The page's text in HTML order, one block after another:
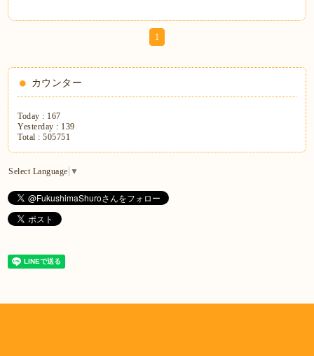
1
カウンター
Today : 167
Yesterday : 139
Total :505751
Select Language ▼